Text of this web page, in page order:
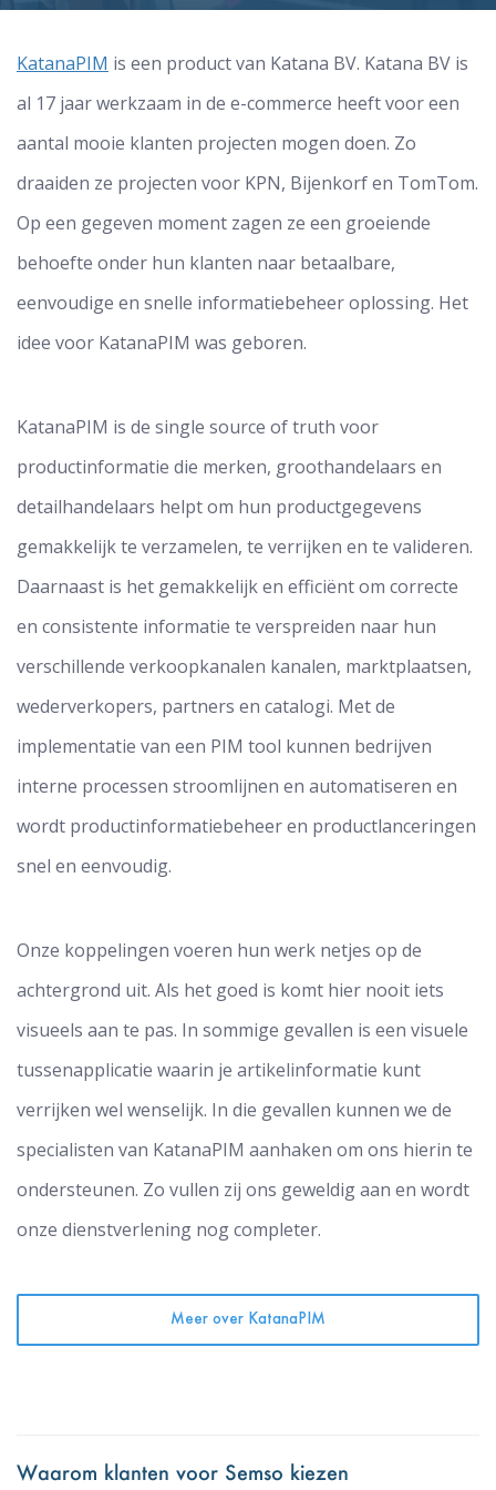
KatanaPIM is een product van Katana BV. Katana BV is
al 17 jaar werkzaam in de e-commerce heeft voor een
aantal mooie klanten projecten mogen doen. Zo
draaiden ze projecten voor KPN, Bijenkorf en TomTom.
Op een gegeven moment zagen ze een groeiende
behoefte onder hun klanten naar betaalbare,
eenvoudige en snelle informatiebeheer oplossing. Het
idee voor KatanaPIM was geboren.
KatanaPIM is de single source of truth voor
productinformatie die merken, groothandelaars en
detailhandelaars helpt om hun productgegevens
gemakkelijk te verzamelen, te verrijken en te valideren.
Daarnaast is het gemakkelijk en efficiënt om correcte
en consistente informatie te verspreiden naar hun
verschillende verkoopkanalen kanalen, marktplaatsen,
wederverkopers, partners en catalogi. Met de
implementatie van een PIM tool kunnen bedrijven
interne processen stroomlijnen en automatiseren en
wordt productinformatiebeheer en productlanceringen
snel en eenvoudig.
Onze koppelingen voeren hun werk netjes op de
achtergrond uit. Als het goed is komt hier nooit iets
visueels aan te pas. In sommige gevallen is een visuele
tussenapplicatie waarin je artikelinformatie kunt
verrijken wel wenselijk. In die gevallen kunnen we de
specialisten van KatanaPIM aanhaken om ons hierin te
ondersteunen. Zo vullen zij ons geweldig aan en wordt
onze dienstverlening nog completer.
Meer over KatanaPIM
Waarom klanten voor Semso kiezen